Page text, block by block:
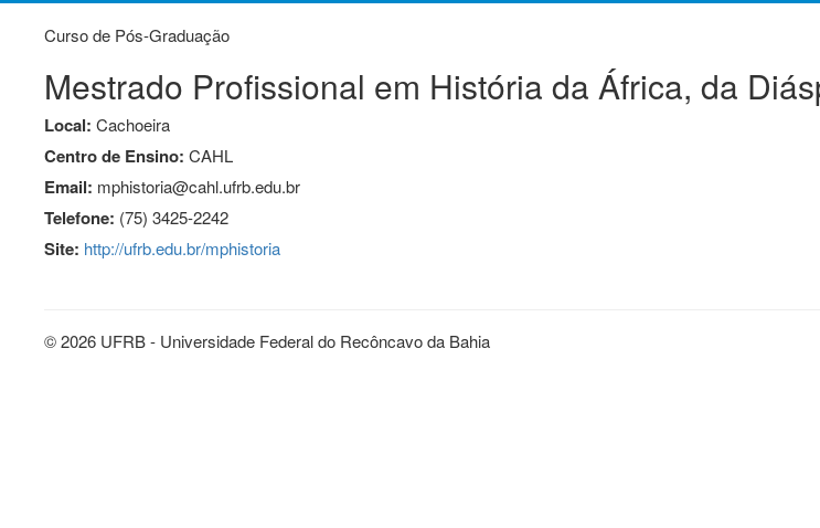
Curso de Pós-Graduação
Mestrado Profissional em História da África, da
Local: Cachoeira
Centro de Ensino: CAHL
Email: mphistoria@cahl.ufrb.edu.br
Telefone: (75) 3425-2242
Site: http://ufrb.edu.br/mphistoria
© 2026 UFRB - Universidade Federal do Recôncavo da Bahia